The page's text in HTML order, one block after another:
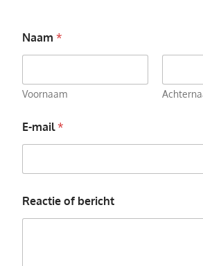
Naam *
Voornaam
E-mail*
*
*
Reactie of bericht